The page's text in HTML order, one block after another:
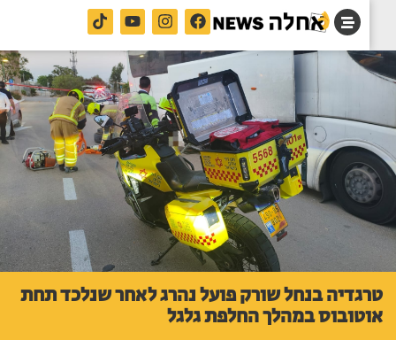
בנחל שורק פועל נהרג לאחר שנלכד תחת
במהלך החלפת גלגל